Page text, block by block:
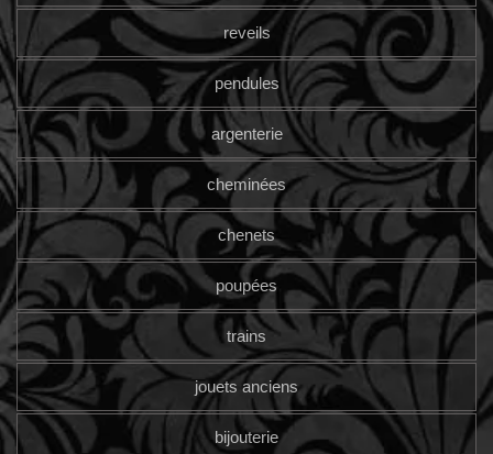
reveils
pendules
argenterie
cheminées
chenets
poupées
trains
jouets anciens
bijouterie